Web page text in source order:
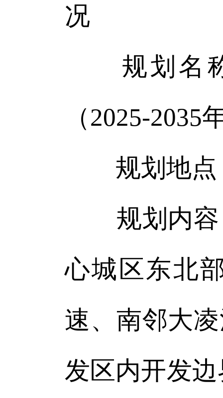
况
规划名称
（2025-2035
规划地点
规划内容
心城区东北
速、南邻大
发区内开发